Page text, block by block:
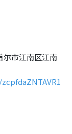
尔市江南区江南